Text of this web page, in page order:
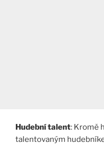
Hudební talent: Kromě
talentovaným